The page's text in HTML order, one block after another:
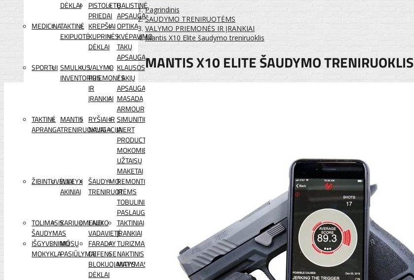
DĖKLAI
PISTOLETŲ
PRIEDAI
BALISTINĖ
APSAUGA
MEDICINATAKTINĖ
EKIPUOTĖ
KREPŠIAI
KUPRINĖS
DĖKLAI
OPTIKA
KVĖPAVIMO
TAKŲ
APSAUGA
SPORTUI SMULKUS
INVENTORIUS
VALYMO
PRIEMONĖS
IR
ĮRANKIAI
KLAUSOS
/ AKIŲ
APSAUGA
MASADA
ARMOUR
TAKTINĖ
APRANGA
MANTIS
TRENIRUOKLIAI
RYŠIAI IR
NAVIGACIJA
SIMUNITION
INERT
PRODUCTS
MOKOMIEJI
UŽTAISŲ
MAKETAI
ŽIBINTUVĖLIAI
WILEYX
AKINIAI
ŠAUDYMO
TRENIRUOTĖMS
REMONTO
IR
TOBULINIMO
PASLAUGOS
TOLIMASIS
ŠAUDYMAS
KARIUOMENEI
LAUKO
VADAVIETĖ
TAKTINIAI
ĮRANKIAI
IŠGYVENIMO
MOKYKLA
MŪSŲ
PASIŪLYMAI
FARADAY
DEFENSE
BLOKUOJANTYS
DĖKLAI
TURIZMAS
NAKTINIS
MATYMAS
Pagrindinis
ŠAUDYMO TRENIRUOTĖMS
VALYMO PRIEMONĖS IR ĮRANKIAI
Mantis X10 Elite šaudymo treniruoklis
MANTIS X10 ELITE ŠAUDYMO TRENIRUOKLIS